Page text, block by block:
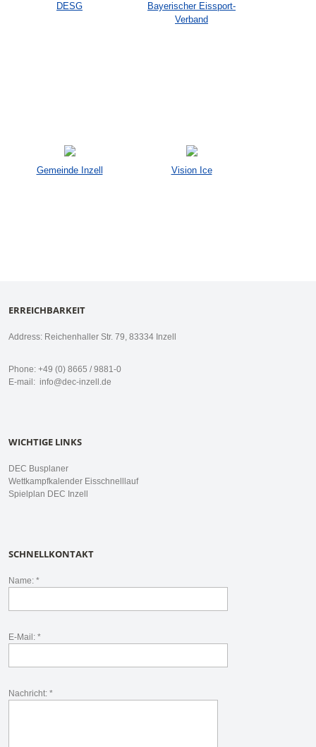
DESG
Bayerischer Eissport-
Verband
Gemeinde Inzell Vision Ice
ERREICHBARKEIT
Address: Reichenhaller Str. 79, 83334 Inzell
Phone: +49 (0) 8665 / 9881-0
E-mail: info@dec-inzell.de
WICHTIGE LINKS
DEC Busplaner
Wettkampfkalender Eisschnelllauf
Spielplan DEC Inzell
SCHNELLKONTAKT
Name: *
E-Mail: *
Nachricht: *